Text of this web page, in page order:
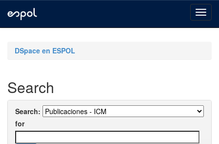
navigationDSpace en ESPOL
Search
Search:
for